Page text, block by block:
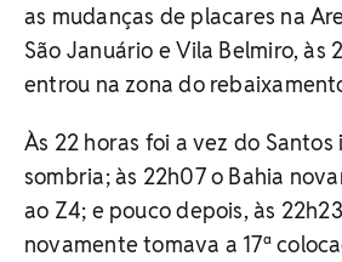
as mudanças de placares na
São Januário e Vila Belmiro, às
entrou na zona do
Às 22 horas foi a vez do Santos
sombria; às 22h07 o Bahia
ao Z4; e pouco depois, às
novamente tomava a 17ª